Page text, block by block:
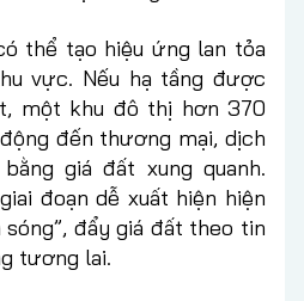
thể tạo hiệu ứng lan tỏa
vực. Nếu hạ tầng được
một khu đô thị hơn 370
đến thương mại, dịch
giá đất xung quanh.
đoạn dễ xuất hiện hiện
đẩy giá đất theo tin
tương lai.